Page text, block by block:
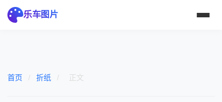
乐车图片
首页 / 折纸 / 正文